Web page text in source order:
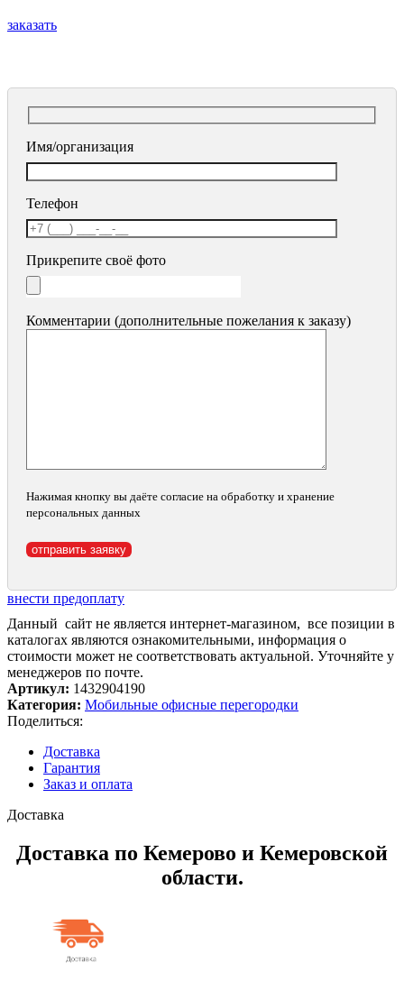
заказать
Имя/организация
Телефон
Прикрепите своё фото
Комментарии (дополнительные пожелания к заказу)
Нажимая кнопку вы даёте согласие на обработку и хранение
персональных данных
внести предоплату
Данный сайт не является интернет-магазином, все позиции в
каталогах являются ознакомительными, информация о
стоимости может не соответствовать актуальной. Уточняйте у
менеджеров по почте.
Артикул: 1432904190
Категория: Мобильные офисные перегородки
Поделиться:
Доставка
Гарантия
Заказ и оплата
Доставка
Доставка по Кемерово и Кемеровской
области.